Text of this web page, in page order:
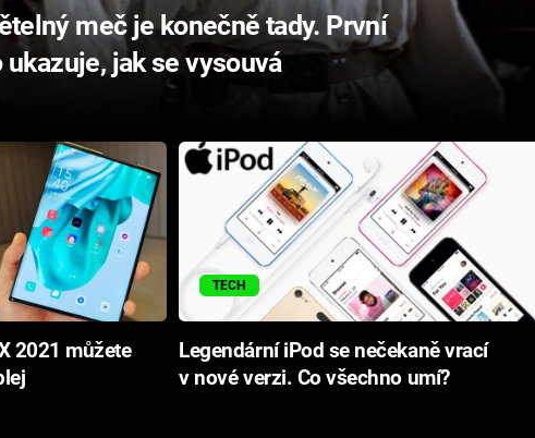
meč je konečně tady. První
jak se vysouvá
2021 můžete
TECH
Legendární iPod se nečekaně vrací
v nové verzi. Co všechno umí?